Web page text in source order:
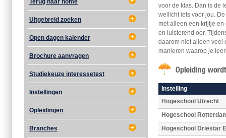
Terug naar home
Uitgebreid zoeken
Open dagen kalender
Brochure aanvragen
Studiekeuze interessetest
Instellingen
Opleidingen
Branches
voor de klas. Dan is de
wellicht iets voor jou.
met alleen een krijtje
en luisterend oor.
daarom niet alleen veel
manieren waarop je
Instelling
Hogeschool Utrecht
Hogeschool
Hogeschool Driestar